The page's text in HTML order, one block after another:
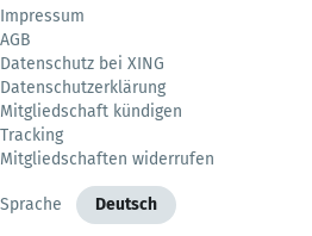
Impressum
AGB
Datenschutz bei XING
Datenschutzerklärung
Mitgliedschaft kündigen
Tracking
Mitgliedschaften widerrufen
Sprache Deutsch